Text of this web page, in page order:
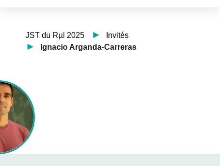
JST du RµI 2025
Invités
Ignacio Arganda-Carreras